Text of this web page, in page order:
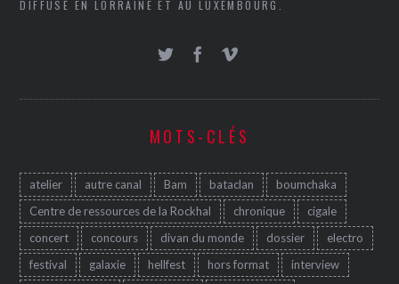
DIFFUSÉ EN LORRAINE ET AU LUXEMBOURG.
MOTS-CLÉS
atelier autre canal Bam bataclan
boumchaka
Centre de ressources de la Rockhal
chronique
cigale
concert
concours divan du monde dossier
electro
festival
galaxie hellfest hors format
interview